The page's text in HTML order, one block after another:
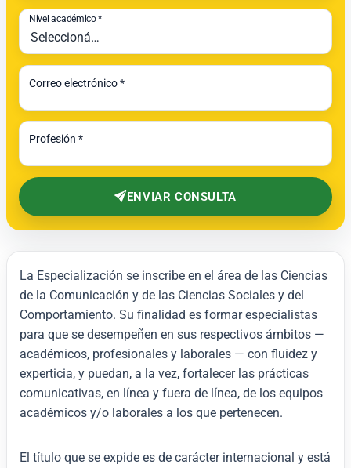
La Especialización se inscribe en el área de las Ciencias
de la Comunicación y de las Ciencias Sociales y del
Comportamiento. Su finalidad es formar especialistas
para que se desempeñen en sus respectivos ámbitos —
académicos, profesionales y laborales — con fluidez y
experticia, y puedan, a la vez, fortalecer las prácticas
comunicativas, en línea y fuera de línea, de los equipos
académicos y/o laborales a los que pertenecen.
El título que se expide es de carácter internacional y está
Nivel académico *
Correo electrónico *
Profesión *
ENVIAR CONSULTA